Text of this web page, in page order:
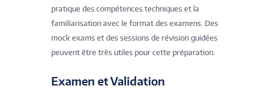
pratique des compétences techniques et la
familiarisation avec le format des examens. Des
mock exams et des sessions de révision guidées
peuvent être très utiles pour cette préparation.
Examen et Validation